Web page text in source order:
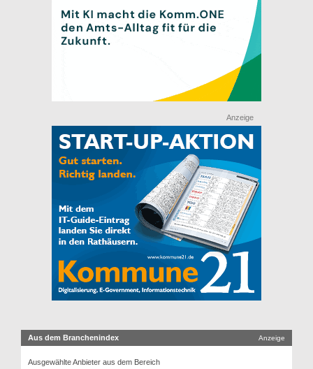
Anzeige
Aus dem Branchenindex Anzeige
Ausgewählte Anbieter aus dem Bereich